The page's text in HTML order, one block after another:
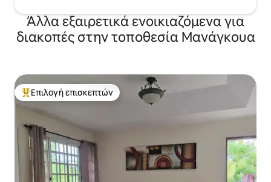
Άλλα εξαιρετικά ενοικιαζόμενα για
διακοπές στην τοποθεσία Μανάγκουα
Κορυφαία επιλογή επισκεπτών
Επιλογή επισκεπτών